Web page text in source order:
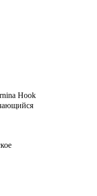
Hook